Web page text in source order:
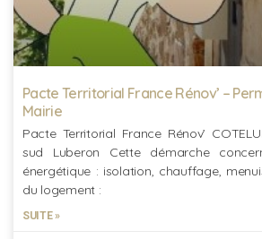
Pacte Territorial France Rénov’ –
Mairie
Pacte Territorial France Rénov’
sud Luberon Cette démarche
énergétique : isolation, chauffage,
du logement :
SUITE »